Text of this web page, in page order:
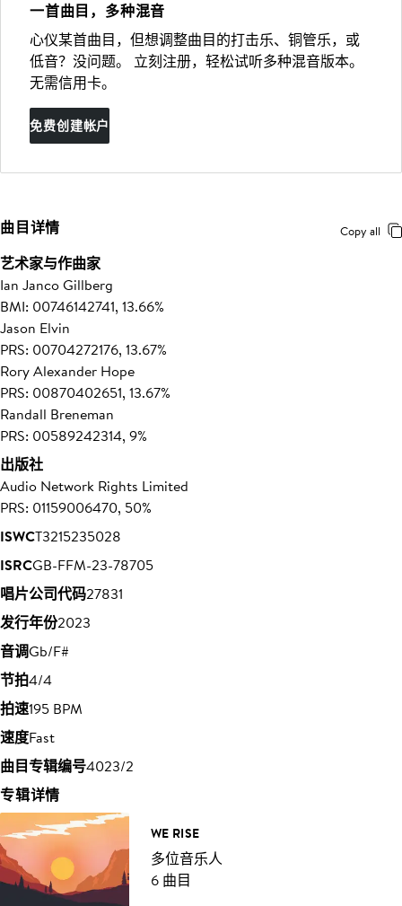
一首曲目，多种混音
心仪某首曲目，但想调整曲目的打击乐、铜管乐，或
低音？没问题。 立刻注册，轻松试听多种混音版本。
无需信用卡。
免费创建帐户
曲目详情 Copy all
艺术家与作曲家
Ian Janco Gillberg
BMI: 00746142741, 13.66%
Jason Elvin
PRS: 00704272176, 13.67%
Rory Alexander Hope
PRS: 00870402651, 13.67%
Randall Breneman
PRS: 00589242314, 9%
出版社
Audio Network Rights Limited
PRS: 01159006470, 50%
ISWCT3215235028
ISRCGB-FFM-23-78705
唱片公司代码27831
发行年份2023
音调Gb/F#
节拍4/4
拍速195 BPM
速度Fast
曲目专辑编号4023/2
专辑详情
WE RISE
多位音乐人
6 曲目